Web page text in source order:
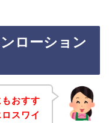
ローション
おすす
スワイ